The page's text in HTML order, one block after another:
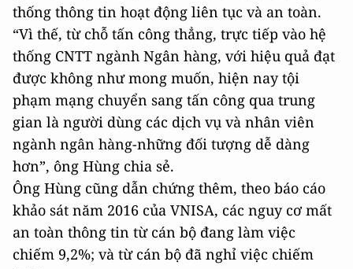
thống thông tin hoạt động liên tục và an toàn.
“Vì thế, từ chỗ tấn công thẳng, trực tiếp vào hệ
thống CNTT ngành Ngân hàng, với hiệu quả đạt
được không như mong muốn, hiện nay tội
phạm mạng chuyển sang tấn công qua trung
gian là người dùng các dịch vụ và nhân viên
ngành ngân hàng-những đối tượng dễ dàng
hơn”, ông Hùng chia sẻ.
Ông Hùng cũng dẫn chứng thêm, theo báo cáo
khảo sát năm 2016 của VNISA, các nguy cơ mất
an toàn thông tin từ cán bộ đang làm việc
chiếm 9,2%; và từ cán bộ đã nghỉ việc chiếm